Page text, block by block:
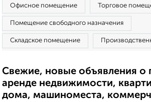
Офисное помещение Торговое
Помещение свободного назначения
Складское помещение
Свежие, новые объявления о
аренде недвижимости,
дома, машиноместа,